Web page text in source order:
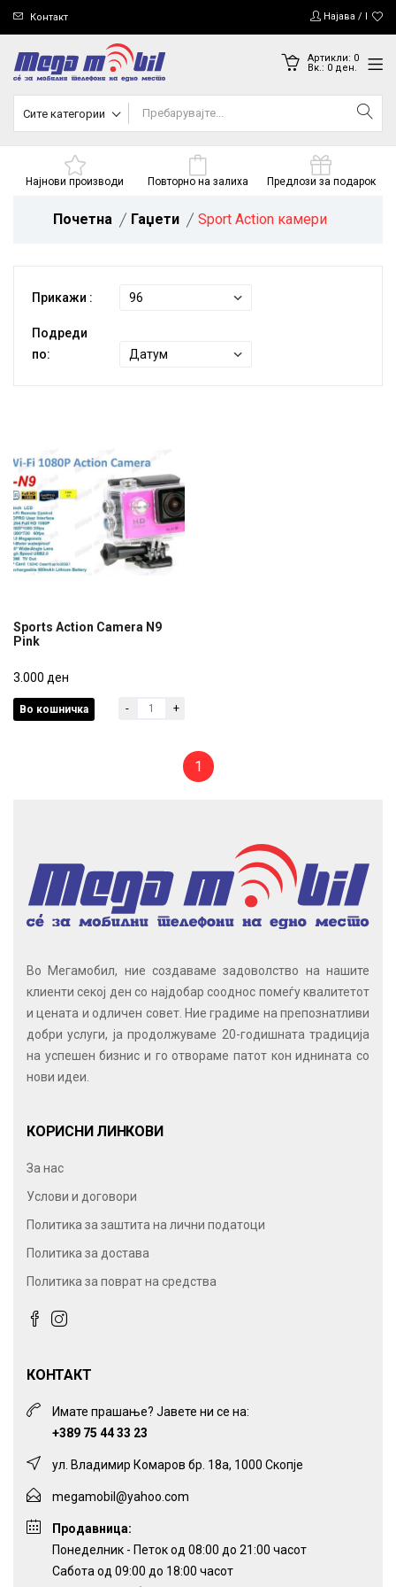
Контакт Најава /
Артикли: 0
Вк.: 0ден.
Сите категории
Најнови производи Повторно на залиха Предлози за подарок
Почетна Гаџети Sport Action камери
Прикажи :
Подреди
по:
Pink
3.000 ден
Sports Action Camera N9
Pink
3.000 ден
Во кошничка - +
1
Во Мегамобил, ние создаваме задоволство на нашите
клиенти секој ден со најдобар сооднос помеѓу квалитетот
и цената и одличен совет. Ние градиме на препознатливи
добри услуги, ја продолжуваме 20-годишната традиција
на успешен бизнис и го отвораме патот кон иднината со
нови идеи.
КОРИСНИ ЛИНКОВИ
За нас
Услови и договори
Политика за заштита на лични податоци
Политика за достава
Политика за поврат на средства
КОНТАКТ
Имате прашање? Јавете ни се на:
+389 75 44 33 23
ул. Владимир Комаров бр. 18а, 1000 Скопје
megamobil@yahoo.com
Продавница:
Понеделник - Петок од 08:00 до 21:00 часот
Сабота од 09:00 до 18:00 часот